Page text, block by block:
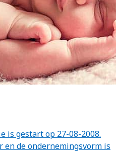
is gestart op 27-08-2008.
de ondernemingsvorm is